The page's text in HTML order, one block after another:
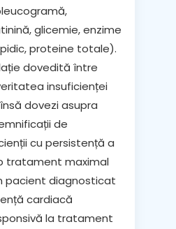
glicemie, enzime
proteine totale).
dovedită între
insuficienței
dovezi asupra
de
cu persistență a
tratament maximal
pacient diagnosticat
cardiacă
la tratament